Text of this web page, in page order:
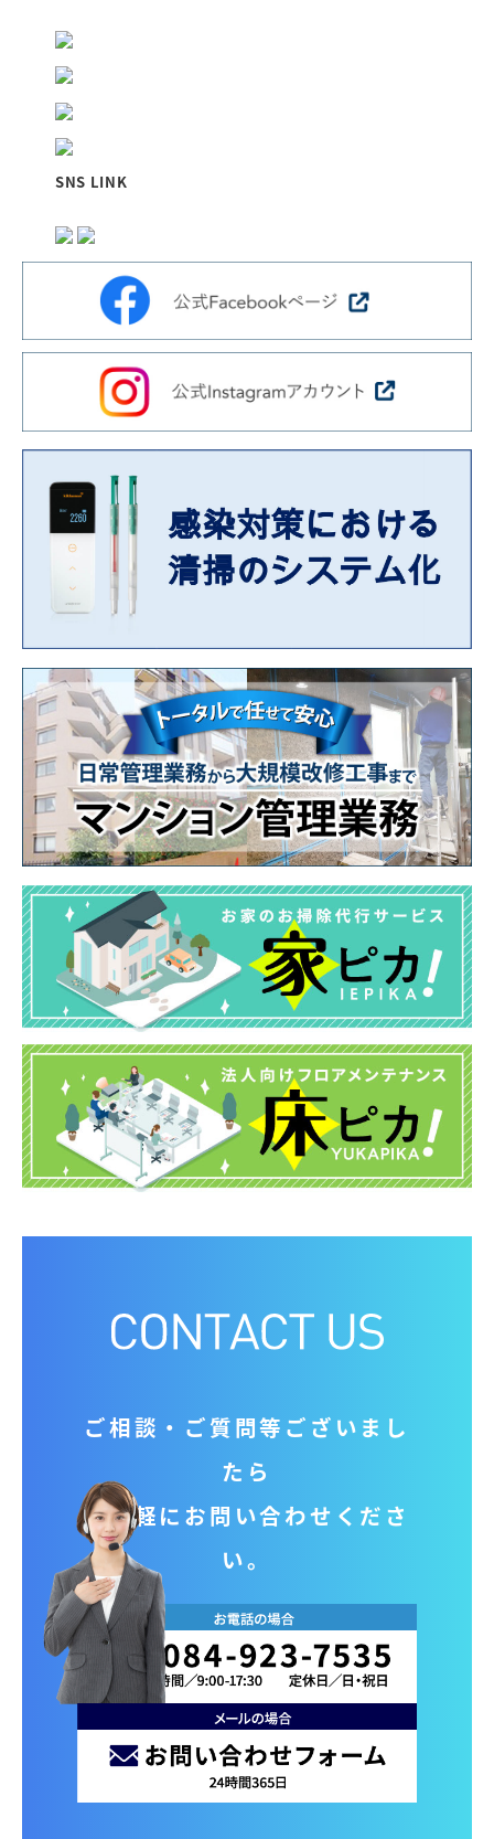
SNS LINK
ご相談‧ご質問等ございまし
たら
お気軽にお問い合わせくださ
い。